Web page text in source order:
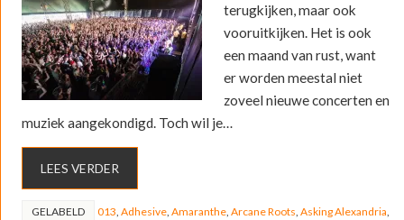
terugkijken, maar ook
vooruitkijken. Het is ook
een maand van rust, want
er worden meestal niet
zoveel nieuwe concerten en
muziek aangekondigd. Toch wil je…
LEES VERDER
GELABELD 013 Adhesive, Amaranthe, Arcane Roots Asking Alexandria